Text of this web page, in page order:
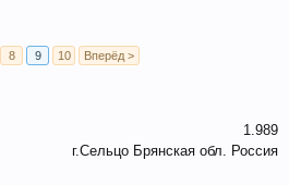
8 9 10 Вперёд >
1.989
г.Сельцо Брянская обл. Россия